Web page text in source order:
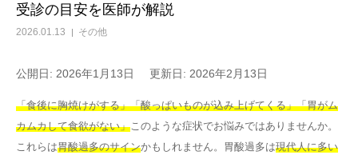
受診の目安を医師が解説
2026.01.13 その他
公開日: 2026年1月13日 更新日: 2026年2月13日
「食後に胸焼けがする」「酸っぱいものが込み上げてくる」「胃がム
カムカして食欲がない」このような症状でお悩みではありませんか。
これらは胃酸過多のサインかもしれません。胃酸過多は現代人に多い
WEB予約
料金表